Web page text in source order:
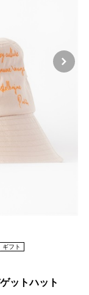
ギフト
ットハット